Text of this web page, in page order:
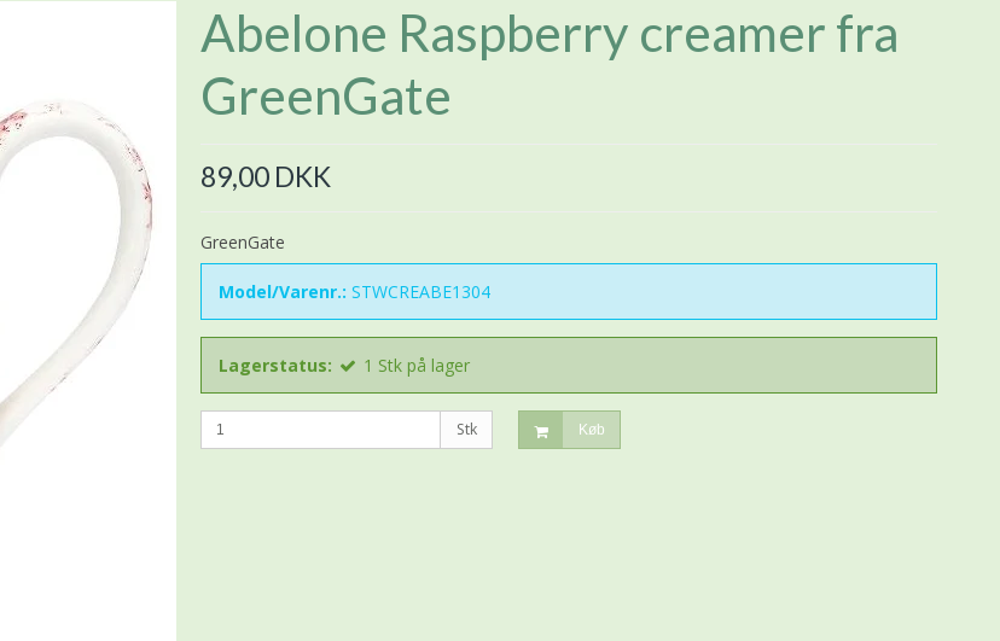
Abelone Raspberry creamer fra
GreenGate
89,00 DKK
GreenGate
Model/Varenr.: STWCREABE1304
Lagerstatus: 1 Stk på lager
Stk Køb